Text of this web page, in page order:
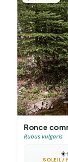
Ronce
Rubus vulgaris
☀️
SOLEIL /